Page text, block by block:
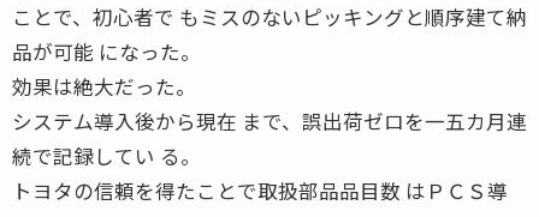
ことで、初心者で もミスのないピッキングと順序建て納
品が可能 になった。
効果は絶大だった。
システム導入後から現在 まで、誤出荷ゼロを一五カ月連
続で記録してい る。
トヨタの信頼を得たことで取扱部品品目数 はＰＣＳ導